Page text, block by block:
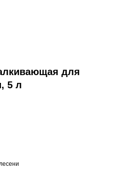
для
5 л